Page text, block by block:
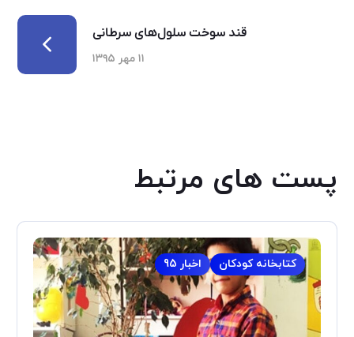
قند سوخت سلول‌های سرطانی
۱۱ مهر ۱۳۹۵
پست های مرتبط
اخبار 95 کتابخانه کودکان